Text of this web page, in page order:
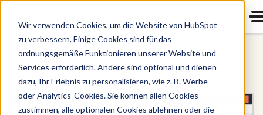
Wir verwenden Cookies, um die Website von HubSpot
zu verbessern. Einige Cookies sind für das
ordnungsgemäße Funktionieren unserer Website und
Services erforderlich. Andere sind optional und dienen
dazu, Ihr Erlebnis zu personalisieren, wie z. B. Werbe-
oder Analytics-Cookies. Sie können allen Cookies
zustimmen, alle optionalen Cookies ablehnen oder die
Sales Hub